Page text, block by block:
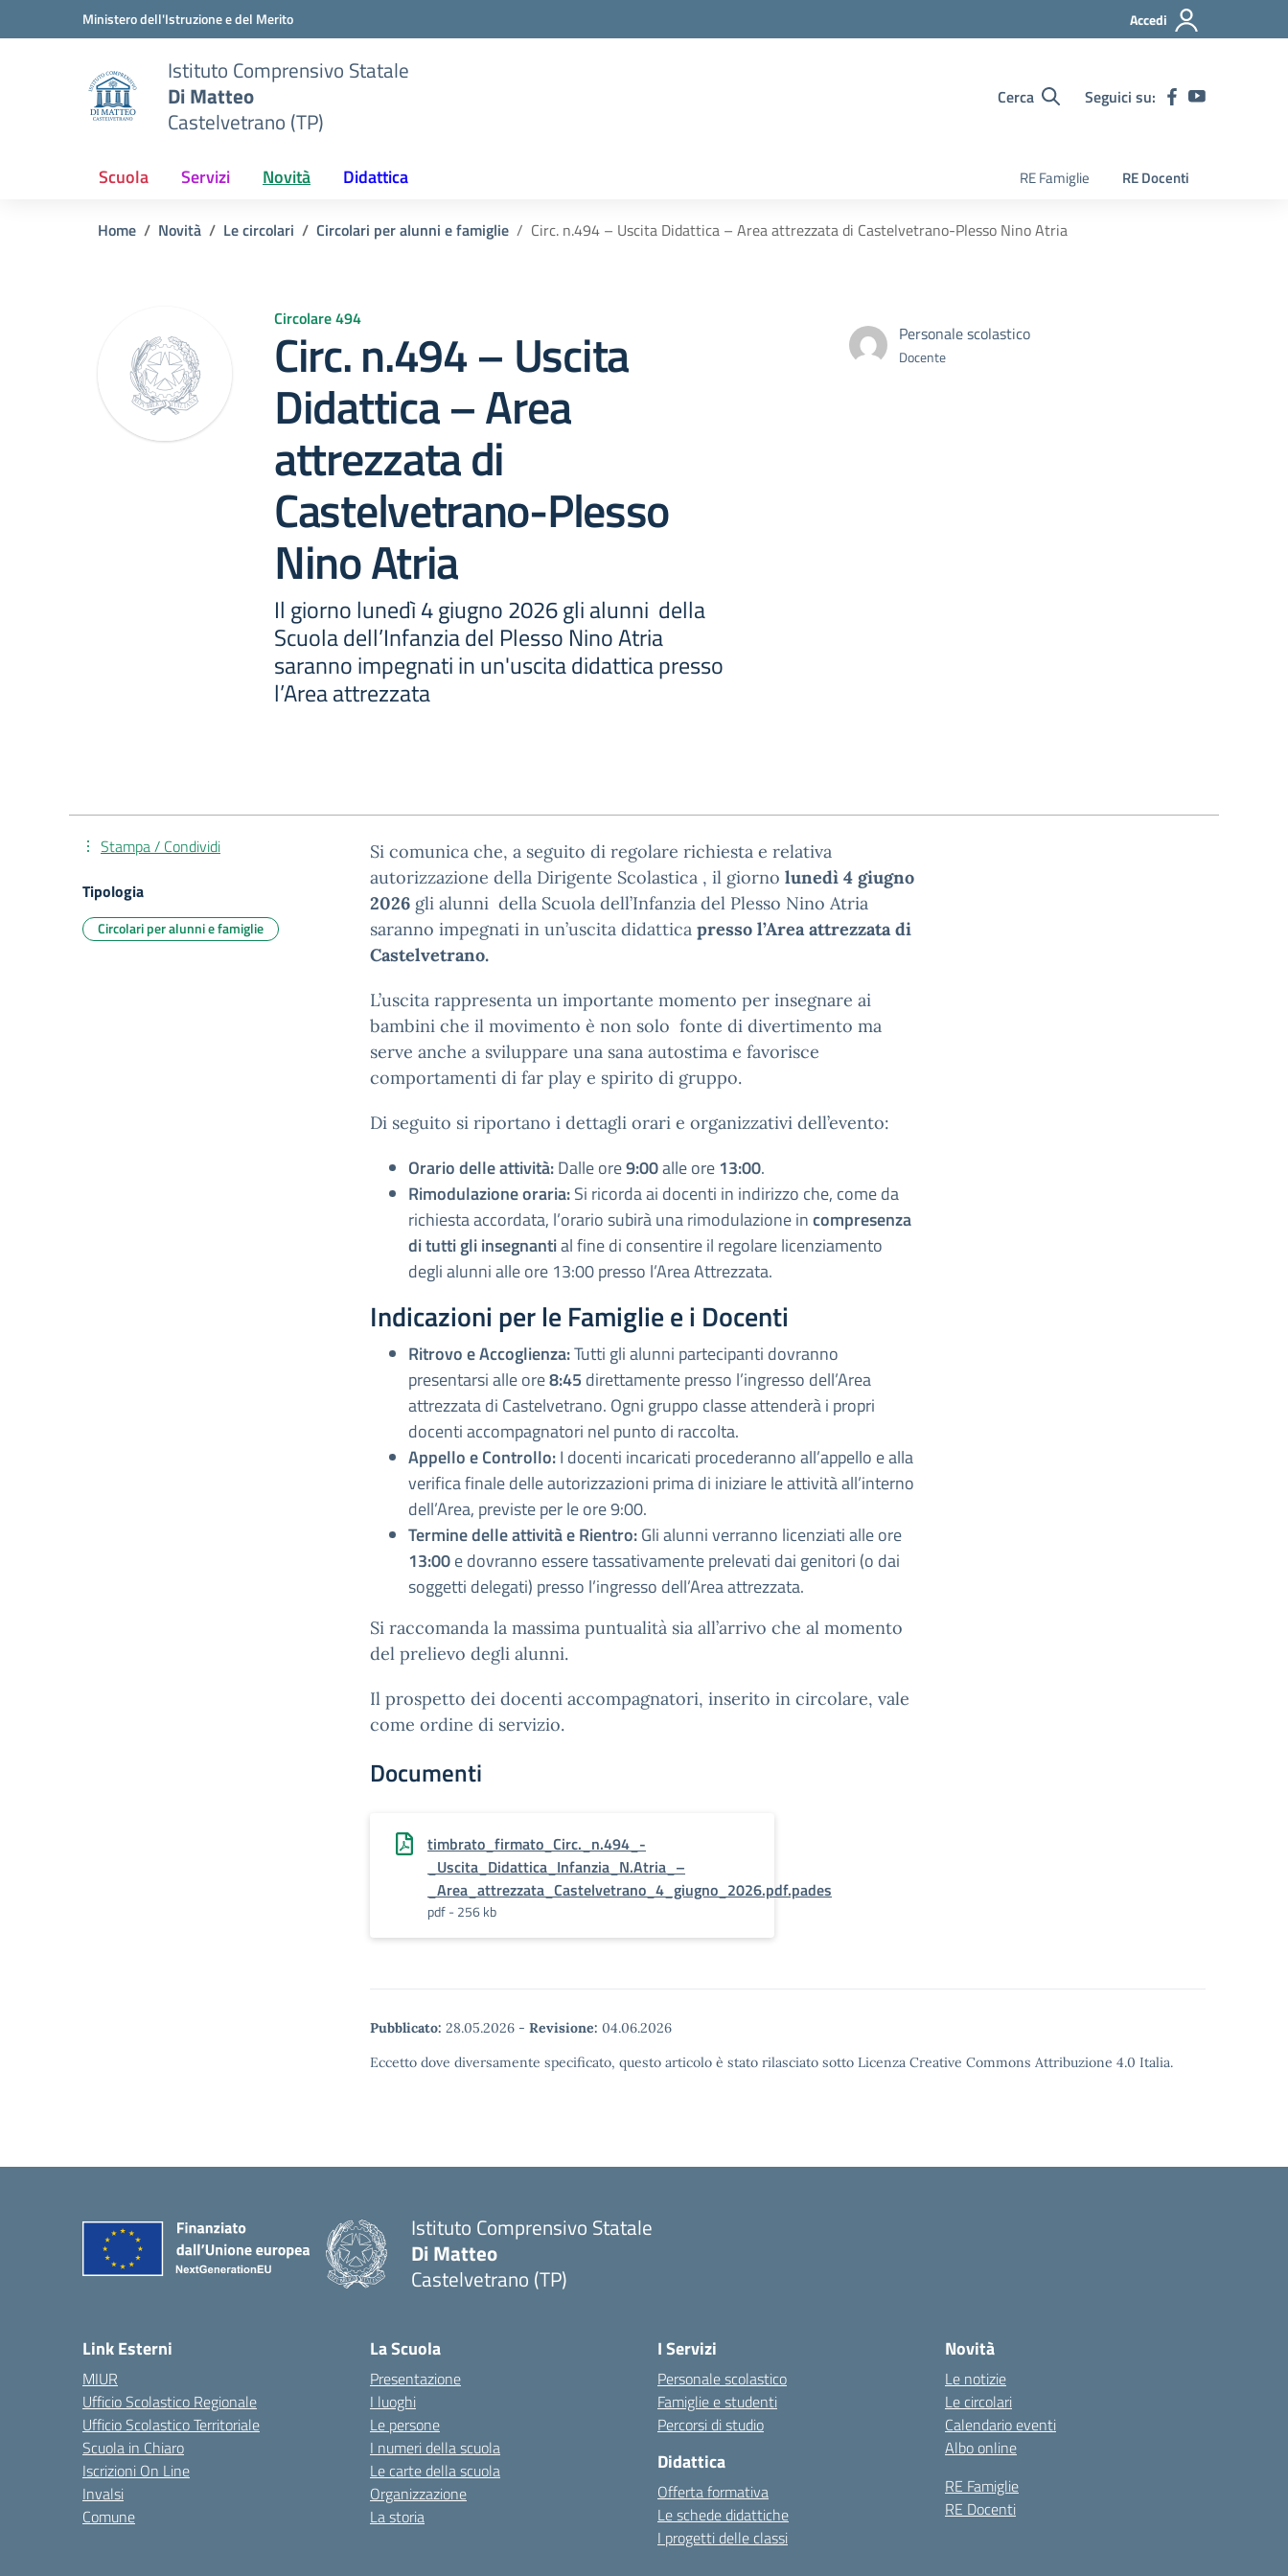
Vai ai contenuti
Vai al menu di navigazioneMinistero dell'Istruzione e del Merito Accedi
Istituto Comprensivo Statale
Di Matteo
Castelvetrano (TP)
Cerca Seguici su:
Scuola Servizi Novità Didattica RE Famiglie RE Docenti
Home Novità Le circolari Circolari per alunni e famiglie Circ. n.494 – Uscita Didattica – Area attrezzata di Castelvetrano-Plesso Nino Atria
Circolare 494
Circ. n.494 – Uscita
Didattica – Area
attrezzata di
Castelvetrano-Plesso
Nino Atria
Il giorno lunedì 4 giugno 2026 gli alunni della
Scuola dell’Infanzia del Plesso Nino Atria
saranno impegnati in un'uscita didattica presso
l’Area attrezzata
Personale scolastico
Docente
Si comunica che, a seguito di regolare richiesta e relativa
autorizzazione della Dirigente Scolastica , il giorno lunedì 4 giugno
2026 gli alunni della Scuola dell’Infanzia del Plesso Nino Atria
saranno impegnati in un’uscita didattica presso l’Area attrezzata di
Castelvetrano.
L’uscita rappresenta un importante momento per insegnare ai
bambini che il movimento è non solo fonte di divertimento ma
serve anche a sviluppare una sana autostima e favorisce
comportamenti di far play e spirito di gruppo.
Di seguito si riportano i dettagli orari e organizzativi dell’evento:
Orario delle attività:Dalle ore9:00alle ore13:00.
Rimodulazione oraria:Si ricorda ai docenti in indirizzo che, come da
richiesta accordata, l’orario subirà una rimodulazione incompresenza
di tutti gli insegnantial fine di consentire il regolare licenziamento
degli alunni alle ore 13:00 presso l’Area Attrezzata.
Indicazioni per le Famiglie e i Docenti
Ritrovo e Accoglienza:Tutti gli alunni partecipanti dovranno
presentarsi alle ore8:45 direttamente presso l’ingresso dell’Area
attrezzata di Castelvetrano. Ogni gruppo classe attenderà i propri
docenti accompagnatori nel punto di raccolta.
Appello e Controllo:I docenti incaricati procederanno all’appello e alla
verifica finale delle autorizzazioni prima di iniziare le attività all’interno
dell’Area, previste per le ore 9:00.
Termine delle attività e Rientro:Gli alunni verranno licenziati alle ore
13:00e dovranno essere tassativamente prelevati dai genitori (o dai
soggetti delegati) presso l’ingresso dell’Area attrezzata.
Si raccomanda la massima puntualità sia all’arrivo che al momento
del prelievo degli alunni.
Il prospetto dei docenti accompagnatori, inserito in circolare, vale
come ordine di servizio.
Documenti
timbrato_firmato_Circ._n.494_-
_Uscita_Didattica_Infanzia_N.Atria_–
_Area_attrezzata_Castelvetrano_4_giugno_2026.pdf.pades
pdf - 256 kb
Pubblicato: 28.05.2026 - Revisione: 04.06.2026
Eccetto dove diversamente specificato, questo articolo è stato rilasciato sotto Licenza Creative Commons Attribuzione 4.0 Italia.
Stampa / Condividi
Tipologia
Circolari per alunni e famiglie
Istituto Comprensivo Statale
Di Matteo
Castelvetrano (TP)
Link Esterni
MIUR
Ufficio Scolastico Regionale
Ufficio Scolastico Territoriale
Scuola in Chiaro
Iscrizioni On Line
Invalsi
Comune
La Scuola
Presentazione
I luoghi
Le persone
I numeri della scuola
Le carte della scuola
Organizzazione
La storia
I Servizi
Personale scolastico
Famiglie e studenti
Percorsi di studio
Didattica
Offerta formativa
Le schede didattiche
I progetti delle classi
Novità
Le notizie
Le circolari
Calendario eventi
Albo online
RE Famiglie
RE Docenti